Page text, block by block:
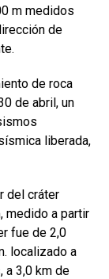
m medidos
de
de roca
de abril, un
liberada,
del cráter
medido a partir
fue de 2,0
localizado a
a 3,0 km de